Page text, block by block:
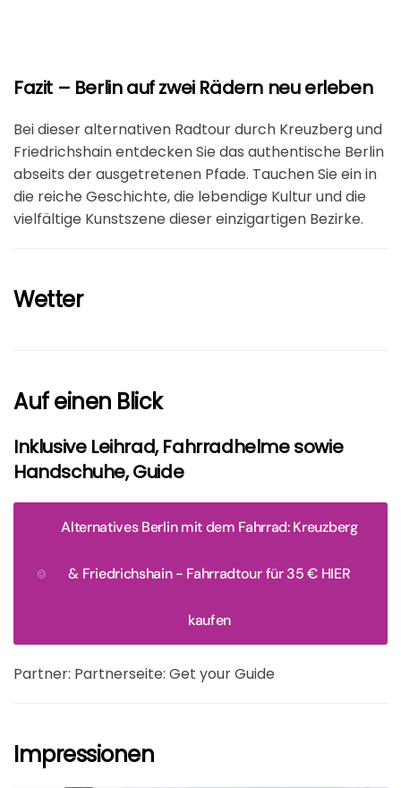
Fazit – Berlin auf zwei Rädern neu erleben
Bei dieser alternativen Radtour durch Kreuzberg und
Friedrichshain entdecken Sie das authentische Berlin
abseits der ausgetretenen Pfade. Tauchen Sie ein in
die reiche Geschichte, die lebendige Kultur und die
vielfältige Kunstszene dieser einzigartigen Bezirke.
Wetter
Auf einen Blick
Inklusive Leihrad, Fahrradhelme sowie
Handschuhe, Guide
Alternatives Berlin mit dem Fahrrad: Kreuzberg
& Friedrichshain - Fahrradtour für 35 € HIER
kaufen
Partner: Partnerseite: Get your Guide
Impressionen